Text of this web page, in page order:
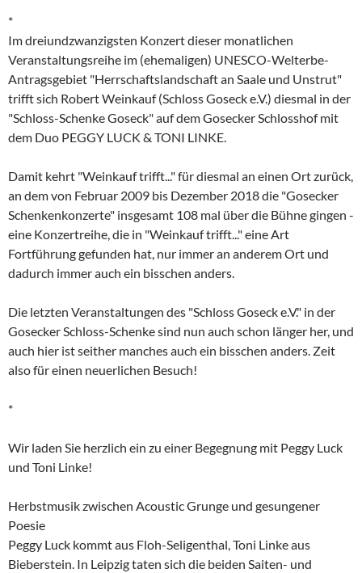
*
Im dreiundzwanzigsten Konzert dieser monatlichen
Veranstaltungsreihe im (ehemaligen) UNESCO-Welterbe-
Antragsgebiet "Herrschaftslandschaft an Saale und Unstrut"
trifft sich Robert Weinkauf (Schloss Goseck e.V.) diesmal in der
"Schloss-Schenke Goseck" auf dem Gosecker Schlosshof mit
dem Duo PEGGY LUCK & TONI LINKE.
Damit kehrt "Weinkauf trifft..." für diesmal an einen Ort zurück,
an dem von Februar 2009 bis Dezember 2018 die "Gosecker
Schenkenkonzerte" insgesamt 108 mal über die Bühne gingen -
eine Konzertreihe, die in "Weinkauf trifft..." eine Art
Fortführung gefunden hat, nur immer an anderem Ort und
dadurch immer auch ein bisschen anders.
Die letzten Veranstaltungen des "Schloss Goseck e.V." in der
Gosecker Schloss-Schenke sind nun auch schon länger her, und
auch hier ist seither manches auch ein bisschen anders. Zeit
also für einen neuerlichen Besuch!
*
Wir laden Sie herzlich ein zu einer Begegnung mit Peggy Luck
und Toni Linke!
Herbstmusik zwischen Acoustic Grunge und gesungener
Poesie
Peggy Luck kommt aus Floh-Seligenthal, Toni Linke aus
Bieberstein. In Leipzig taten sich die beiden Saiten- und